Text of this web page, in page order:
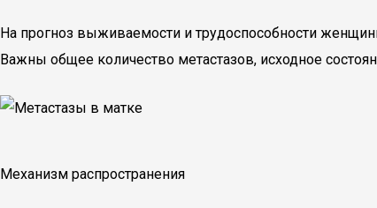
На прогноз выживаемости и трудоспособности
Важны общее количество метастазов, исходное
Механизм распространения